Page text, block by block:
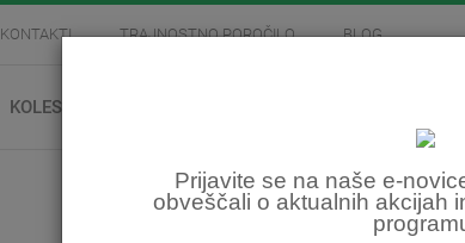
Prijavite se na naše e-
obveščali o aktualnih akcijah
KONTAKTI TRAJNOSTNO POROČILO BLOG
KOLESARSTVO